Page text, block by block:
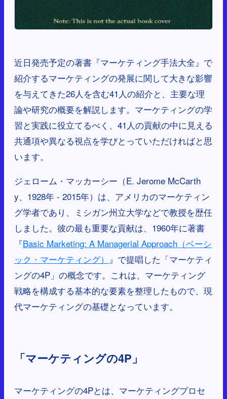
近日発売予定の著書『マーケティング手法大全』で
紹介するマーケティングの発展に関して大きな影響
を与えてきた26人を含む41人の紹介と、主要な理
論や研究の概要を解説します。マーケティングの学
習と実践に役立てるべく、41人の貢献の中に見える
共通項や異なる視点を学びとっていただければと思
います。
ジェローム・マッカーシー（E. Jerome McCarth
y、1928年 - 2015年）は、アメリカのマーケティン
グ学者であり、ミシガン州立大学などで教授を歴任
しました。彼の最も重要な貢献は、1960年に著書
『Basic Marketing: A Managerial Approach（ベーシ
ック・マーケティング） 』で提唱した「マーケティ
ングの4P」の概念です。これは、マーケティング
戦略を構成する基本的な要素を整理したもので、現
代マーケティングの基礎となっています。
「マーケティングの4P」
マーケティングの4Pとは、マーケティングプロセ